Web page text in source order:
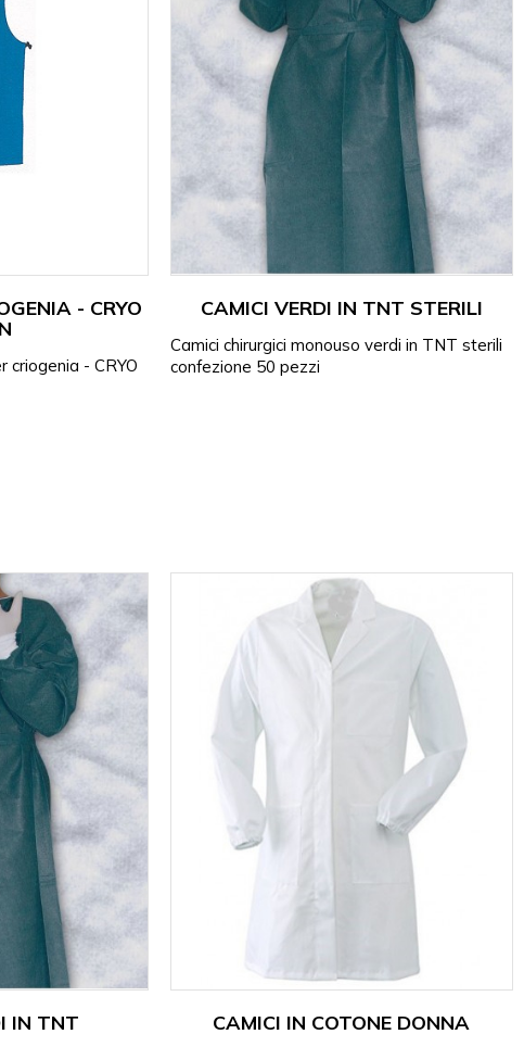
- CRYO
criogenia - CRYO
CAMICI VERDI IN TNT STERILI
Camici chirurgici monouso verdi in TNT sterili
confezione 50 pezzi
IN TNT CAMICI IN COTONE DONNA